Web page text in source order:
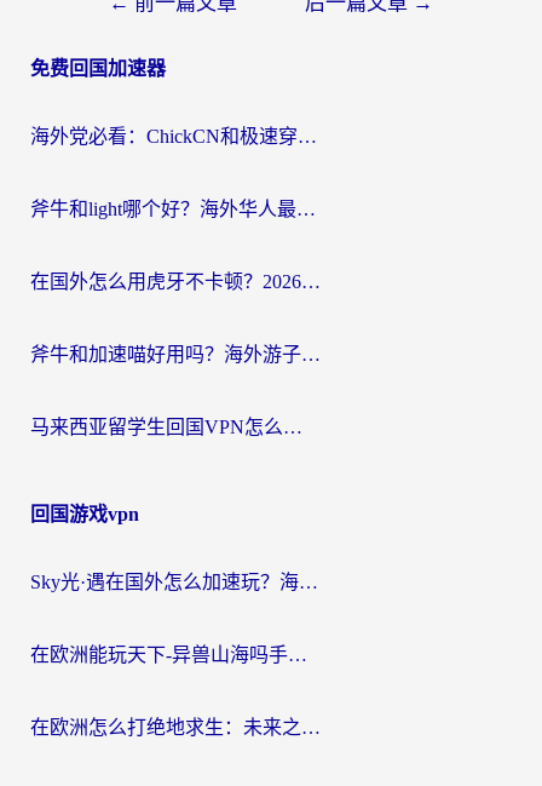
导
免费回国加速器
海外党必看：ChickCN和极速穿梭VPN好用吗？3招教你选对回国加速器无缝刷国内资源
斧牛和light哪个好？海外华人最关心的回国加速器选择难题，一篇讲透
在国外怎么用虎牙不卡顿？2026海外华人亲测有效的回国加速器选择指南
斧牛和加速喵好用吗？海外游子的真实选择困境
马来西亚留学生回国VPN怎么选？3个避坑点+1款实测好用的加速器推荐
回国游戏vpn
Sky光·遇在国外怎么加速玩？海外党亲测有效的国服游戏加速指南
在欧洲能玩天下-异兽山海吗手游？海外玩家的加速器生存指南
在欧洲怎么打绝地求生：未来之役不卡？留学生亲测的加速器避坑指南